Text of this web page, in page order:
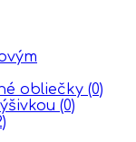
obliečky (0)
(0)